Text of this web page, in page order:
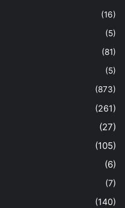
(16)
(5)
(81)
(5)
(873)
(261)
(27)
(105)
(6)
(7)
(140)